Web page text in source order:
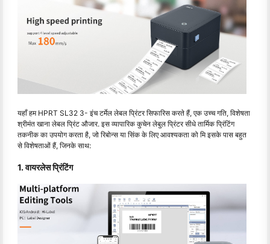
यहाँ हम HPRT SL32 3- इंच टर्मेल लेबल प्रिंटर सिफारिस करते हैं, एक उच्च गति, विशेषता
श्रीमंत खाना लेबल प्रिंट औजार. इस व्यापारिक कुचेन लेबुल प्रिंटर सीधे तार्मिक प्रिंटिंग
तकनीक का उपयोग करता है, जो रिबोन्स या सिंक के लिए आवश्यकता को मि इसके पास बहुत
से विशेषताओं हैं, जिनके साथ:
1. वायरलेस प्रिंटिंग